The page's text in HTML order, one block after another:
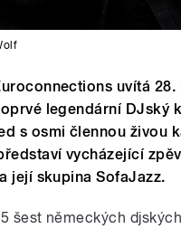
uvítá 28.
legendární DJský
s osmi člennou živou
vycházející
její skupina SofaJazz.
šest německých